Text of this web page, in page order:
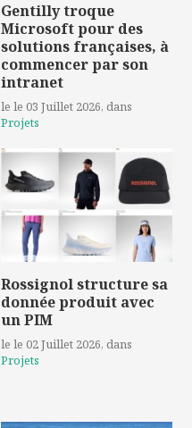
Gentilly troque
Microsoft pour des
solutions françaises, à
commencer par son
intranet
le le 03 Juillet 2026, dans
Projets
Rossignol structure sa
donnée produit avec
un PIM
le le 02 Juillet 2026, dans
Projets